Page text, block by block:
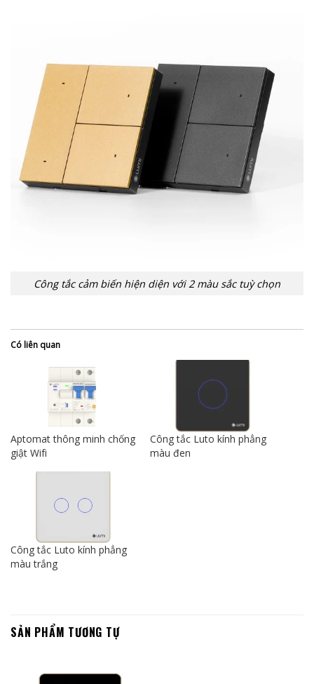
Công tắc cảm biến hiện diện với 2 màu sắc tuỳ chọn
Có liên quan
Aptomat thông minh chống
giật Wifi
Công tắc Luto kính phẳng
màu đen
Công tắc Luto kính phẳng
màu trắng
SẢN PHẨM TƯƠNG TỰ